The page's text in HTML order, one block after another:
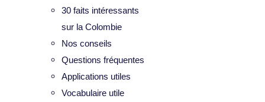
30 faits intéressants
sur la Colombie
Nos conseils
Questions fréquentes
Applications utiles
Vocabulaire utile